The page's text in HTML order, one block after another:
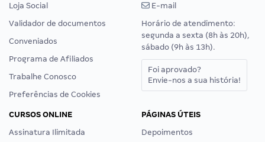
Loja Social
Validador de documentos
Conveniados
Programa de Afiliados
Trabalhe Conosco
Preferências de Cookies
E-mail
Horário de atendimento:
segunda a sexta (8h às 20h),
sábado (9h às 13h).
Foi aprovado?
Envie-nos a sua história!
CURSOS ONLINE
Assinatura Ilimitada
PÁGINAS ÚTEIS
Depoimentos